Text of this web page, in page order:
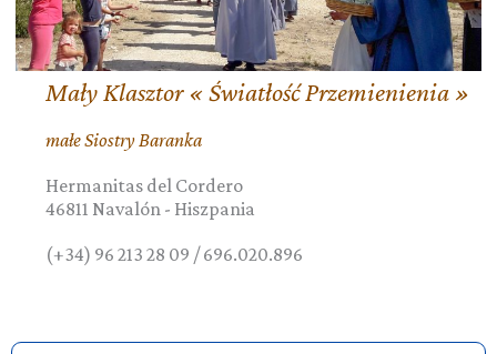
Mały Klasztor « Światłość Przemienienia »
małe Siostry Baranka
Hermanitas del Cordero
46811 Navalón - Hiszpania
(+34) 96 213 28 09 / 696.020.896